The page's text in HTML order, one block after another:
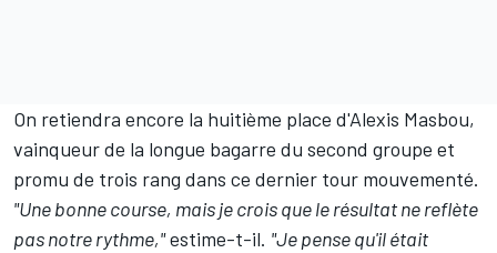
On retiendra encore la huitième place d'Alexis Masbou,
vainqueur de la longue bagarre du second groupe et
promu de trois rang dans ce dernier tour mouvementé.
"Une bonne course, mais je crois que le résultat ne reflète
pas notre rythme,"estime-t-il. "Je pense qu'il était